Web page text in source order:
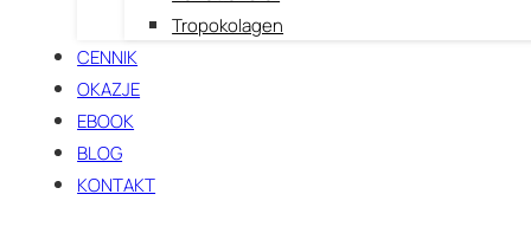
Tropokolagen
CENNIK
OKAZJE
EBOOK
BLOG
KONTAKT